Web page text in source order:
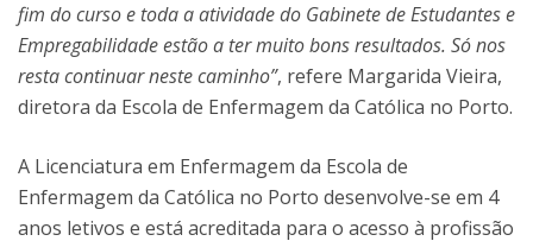
fim do curso e toda a atividade do Gabinete de Estudantes e
Empregabilidade estão a ter muito bons resultados. Só nos
resta continuar neste caminho”, refere Margarida Vieira,
diretora da Escola de Enfermagem da Católica no Porto.
A Licenciatura em Enfermagem da Escola de
Enfermagem da Católica no Porto desenvolve-se em 4
anos letivos e está acreditada para o acesso à profissão